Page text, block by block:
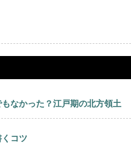
なかった？江戸期の北方領土
コツ